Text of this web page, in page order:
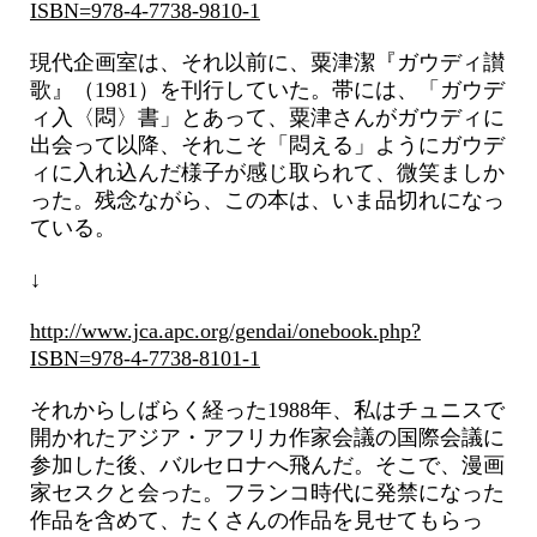
ISBN=978-4-7738-9810-1
現代企画室は、それ以前に、粟津潔『ガウディ讃
歌』（1981）を刊行していた。帯には、「ガウデ
ィ入〈悶〉書」とあって、粟津さんがガウディに
出会って以降、それこそ「悶える」ようにガウデ
ィに入れ込んだ様子が感じ取られて、微笑ましか
った。残念ながら、この本は、いま品切れになっ
ている。
↓
http://www.jca.apc.org/gendai/onebook.php?
ISBN=978-4-7738-8101-1
それからしばらく経った1988年、私はチュニスで
開かれたアジア・アフリカ作家会議の国際会議に
参加した後、バルセロナへ飛んだ。そこで、漫画
家セスクと会った。フランコ時代に発禁になった
作品を含めて、たくさんの作品を見せてもらっ